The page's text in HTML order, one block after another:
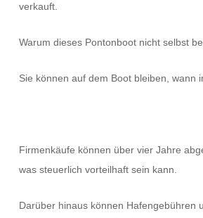
verkauft.
Warum dieses Pontonboot nicht selbst
Sie können auf dem Boot bleiben, wann
Firmenkäufe können über vier Jahre
was steuerlich vorteilhaft sein kann.
Darüber hinaus können Hafengebühren